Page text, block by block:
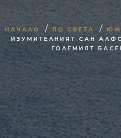
НАЧАЛО / ПО СВЕТА /
ИЗУМИТЕЛНИЯТ САН
ГОЛЕМИЯТ